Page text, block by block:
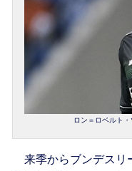
ロン＝ロベルト
来季からブンデスリ